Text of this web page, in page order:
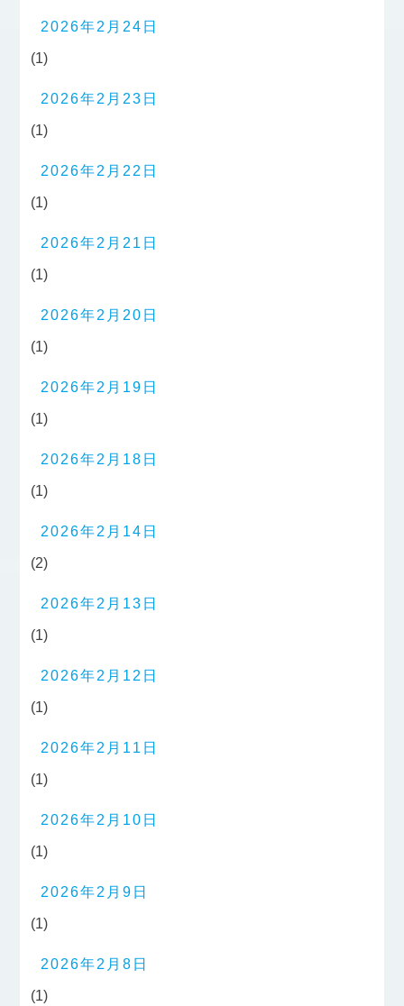
2026年2月24日
(1)
2026年2月23日
(1)
2026年2月22日
(1)
2026年2月21日
(1)
2026年2月20日
(1)
2026年2月19日
(1)
2026年2月18日
(1)
2026年2月14日
(2)
2026年2月13日
(1)
2026年2月12日
(1)
2026年2月11日
(1)
2026年2月10日
(1)
2026年2月9日
(1)
2026年2月8日
(1)